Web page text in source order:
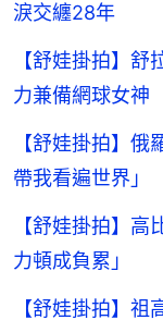
淚交纏28年
【舒娃掛拍】
力兼備網球女神
【舒娃掛拍】
帶我看遍世界」
【舒娃掛拍】
力頓成負累」
【舒娃掛拍】